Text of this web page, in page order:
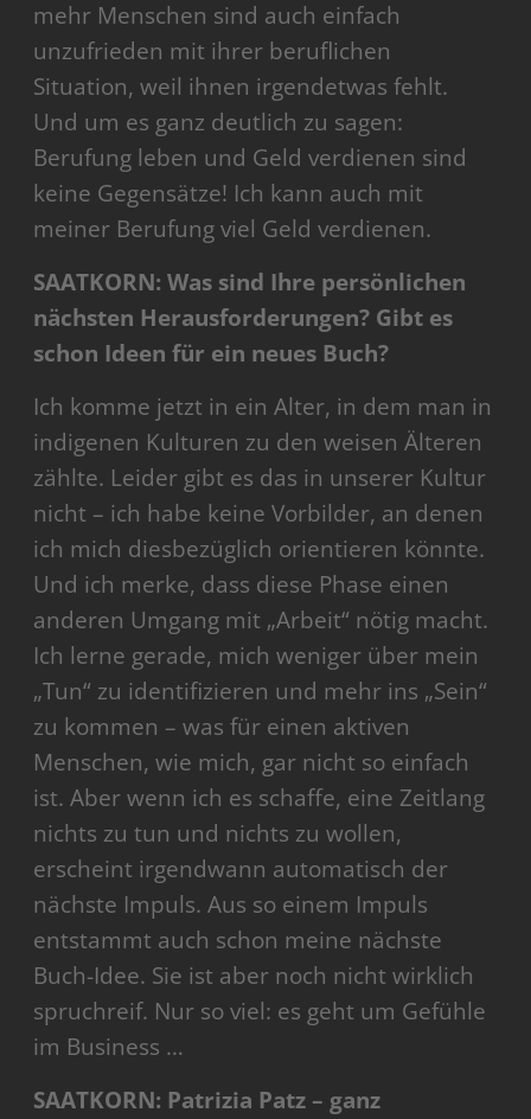
mehr Menschen sind auch einfach
unzufrieden mit ihrer beruflichen
Situation, weil ihnen irgendetwas fehlt.
Und um es ganz deutlich zu sagen:
Berufung leben und Geld verdienen sind
keine Gegensätze! Ich kann auch mit
meiner Berufung viel Geld verdienen.
SAATKORN: Was sind Ihre persönlichen
nächsten Herausforderungen? Gibt es
schon Ideen für ein neues Buch?
Ich komme jetzt in ein Alter, in dem man in
indigenen Kulturen zu den weisen Älteren
zählte. Leider gibt es das in unserer Kultur
nicht – ich habe keine Vorbilder, an denen
ich mich diesbezüglich orientieren könnte.
Und ich merke, dass diese Phase einen
anderen Umgang mit „Arbeit“ nötig macht.
Ich lerne gerade, mich weniger über mein
„Tun“ zu identifizieren und mehr ins „Sein“
zu kommen – was für einen aktiven
Menschen, wie mich, gar nicht so einfach
ist. Aber wenn ich es schaffe, eine Zeitlang
nichts zu tun und nichts zu wollen,
erscheint irgendwann automatisch der
nächste Impuls. Aus so einem Impuls
entstammt auch schon meine nächste
Buch-Idee. Sie ist aber noch nicht wirklich
spruchreif. Nur so viel: es geht um Gefühle
im Business …
SAATKORN: Patrizia Patz – ganz